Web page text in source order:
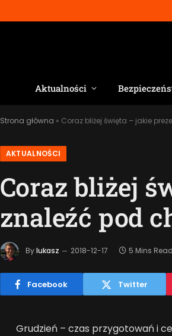
Aktualności
Strona główna » Coraz bliżej święta – jakie
AKTUALNOŚCI
Coraz bliżej
znaleźć pod
By lukasz 2018-12-17 5 Mins Read
Facebook Twitter
Grudzień – czas przygotowań i